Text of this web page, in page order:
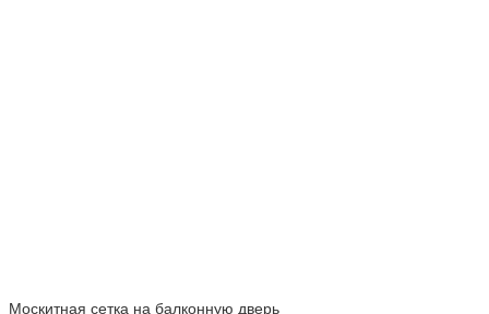
Москитная сетка на балконную дверь